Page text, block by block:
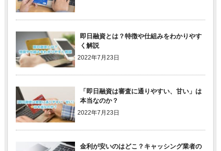
即日融資とは？特徴や仕組みをわかりやす
く解説
2022年7月23日
「即日融資は審査に通りやすい、甘い」は
本当なのか？
2022年7月23日
金利が安いのはどこ？キャッシング業者の